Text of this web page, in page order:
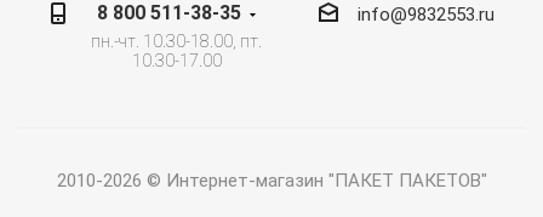
8 800 511-38-35
пн.-чт. 10.30-18.00, пт.
10.30-17.00
info@9832553.ru
2010-2026 © Интернет-магазин "ПАКЕТ ПАКЕТОВ"